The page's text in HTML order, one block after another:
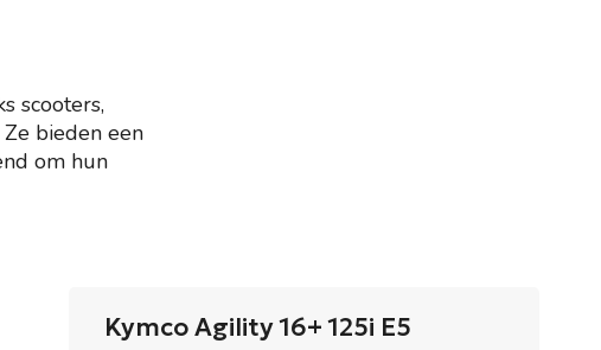
scooters,
bieden een
om hun
Kymco Agility 16+ 125i E5